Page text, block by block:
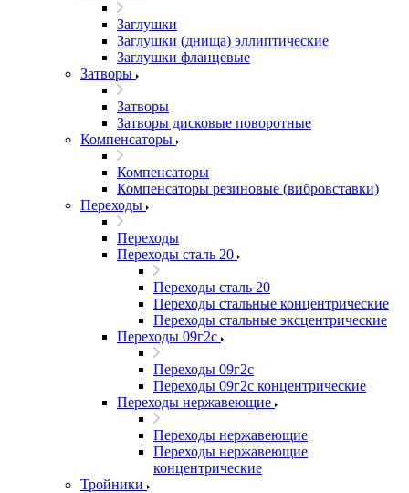
Заглушки
Заглушки (днища) эллиптические
Заглушки фланцевые
Затворы
Затворы
Затворы дисковые поворотные
Компенсаторы
Компенсаторы
Компенсаторы резиновые (вибровставки)
Переходы
Переходы
Переходы сталь 20
Переходы сталь 20
Переходы стальные концентрические
Переходы стальные эксцентрические
Переходы 09г2с
Переходы 09г2с
Переходы 09г2с концентрические
Переходы нержавеющие
Переходы нержавеющие
Переходы нержавеющие
концентрические
Тройники